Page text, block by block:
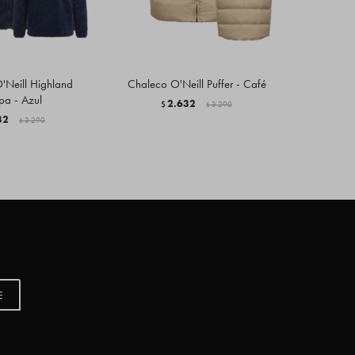
Highland
- Azul
$ 3.290
Chaleco O'Neill Puffer - Café
$2.632 $ 3.290